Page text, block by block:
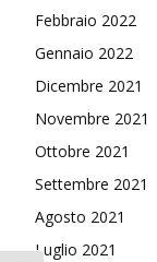
Febbraio 2022
Gennaio 2022
Dicembre 2021
Novembre 2021
Ottobre 2021
Settembre 2021
Agosto 2021
Luglio 2021